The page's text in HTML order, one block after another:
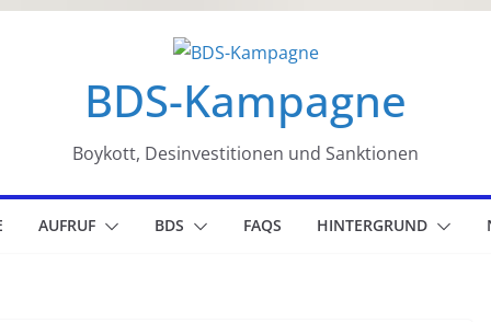
BDS-Kampagne
Boykott, Desinvestitionen und Sanktionen
AUFRUF BDS FAQS HINTERGRUND